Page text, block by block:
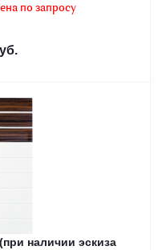
по запросу